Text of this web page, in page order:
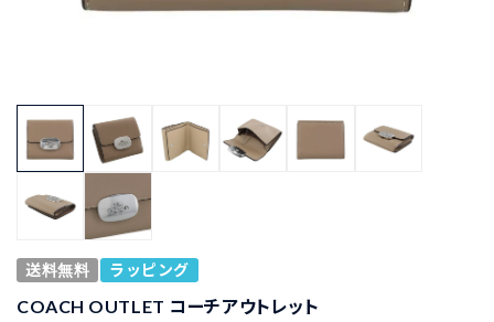
送料無料 ラッピング
COACH OUTLET コーチアウトレット